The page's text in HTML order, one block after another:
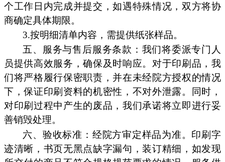
个工作日内完成并提交，如遇特殊情况，双方将协
商确定具体期限。
3.按明细清单内容，需提供纸张样品。
五、服务与售后服务条款：我们将委派专门人
员提供高效服务，确保及时响应。对于印刷品，我
们将严格履行保密职责，并在未经院方授权的情况
下，保证印刷资料的机密性，不对外泄露。同时，
对印刷过程中产生的废品，我们承诺将立即进行妥
善销毁处理。
六、验收标准：经院方审定样品为准。印刷字
迹清晰，书页无黑点缺字漏句，装订精细，如发现